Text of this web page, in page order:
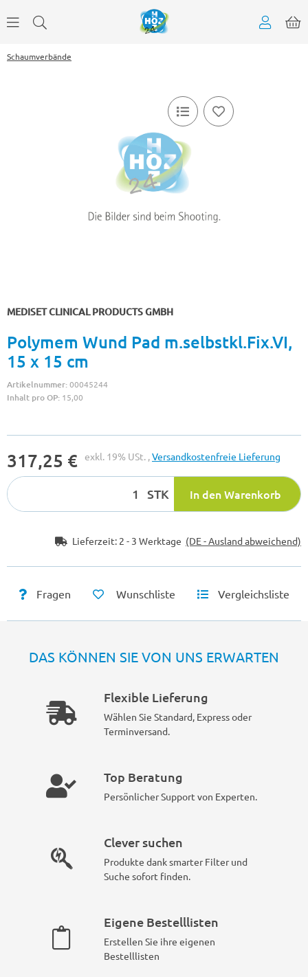
Schaumverbände
MEDISET CLINICAL PRODUCTS GMBH
Polymem Wund Pad m.selbstkl.Fix.VI,
15 x 15 cm
Artikelnummer:00045244
Inhalt pro OP: 15,00
317,25 € exkl. 19% USt. ,Versandkostenfreie Lieferung
STK In den Warenkorb
Lieferzeit: 2 - 3 Werktage (DE - Ausland abweichend)
Fragen Wunschliste Vergleichsliste
DAS KÖNNEN SIE VON UNS ERWARTEN
Flexible Lieferung
Wählen Sie Standard, Express oder
Terminversand.
Top Beratung
Persönlicher Support von Experten.
Clever suchen
Produkte dank smarter Filter und
Suche sofort finden.
Eigene Bestelllisten
Erstellen Sie ihre eigenen
Bestelllisten